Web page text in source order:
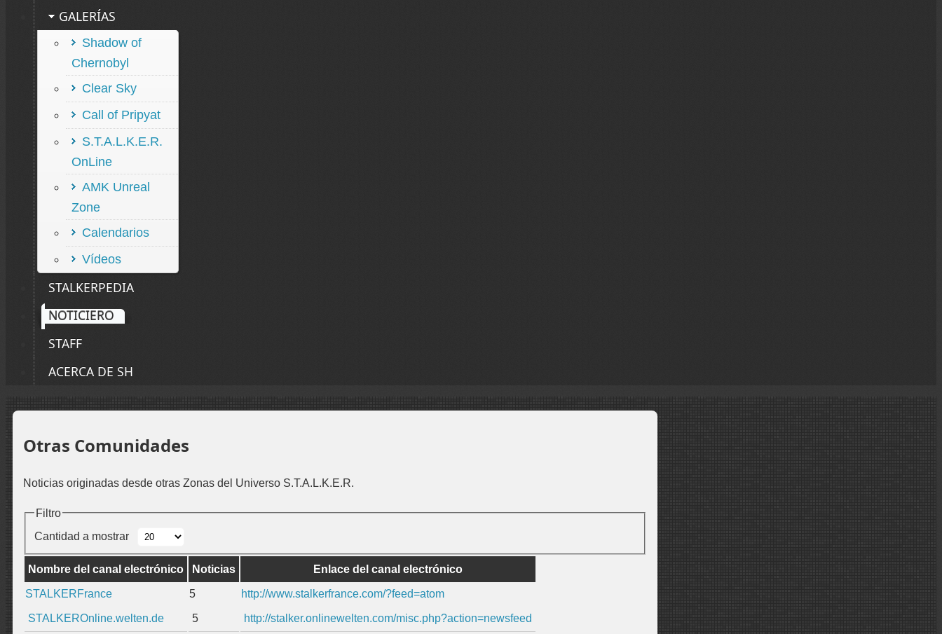
GALERÍAS
Shadow of
Chernobyl
Clear Sky
Call of Pripyat
S.T.A.L.K.E.R.
OnLine
AMK Unreal
Zone
Calendarios
Vídeos
STALKERPEDIA
NOTICIERO
STAFF
ACERCA DE SH
Otras Comunidades
Noticias originadas desde otras Zonas del Universo S.T.A.L.K.E.R.
Filtro
Cantidad a mostrar
Nombre del canal electrónico Noticias Enlace del canal electrónico
STALKERFrance 5 http://www.stalkerfrance.com/?feed=atom
STALKEROnline.welten.de 5 http://stalker.onlinewelten.com/misc.php?action=newsfeed